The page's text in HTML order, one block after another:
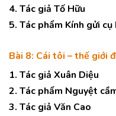
4. Tác giả Tố Hữu
5. Tác phẩm Kính gửi cụ
Bài 8: Cái tôi – thế giới
1. Tác giả Xuân Diệu
2. Tác phẩm Nguyệt
3. Tác giả Văn Cao